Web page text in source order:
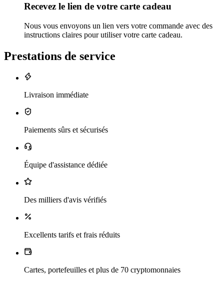
Recevez le lien de votre carte cadeau
Nous vous envoyons un lien vers votre commande avec des
instructions claires pour utiliser votre carte cadeau.
Prestations de service
Livraison immédiate
Paiements sûrs et sécurisés
Équipe d'assistance dédiée
Des milliers d'avis vérifiés
Excellents tarifs et frais réduits
Cartes, portefeuilles et plus de 70 cryptomonnaies